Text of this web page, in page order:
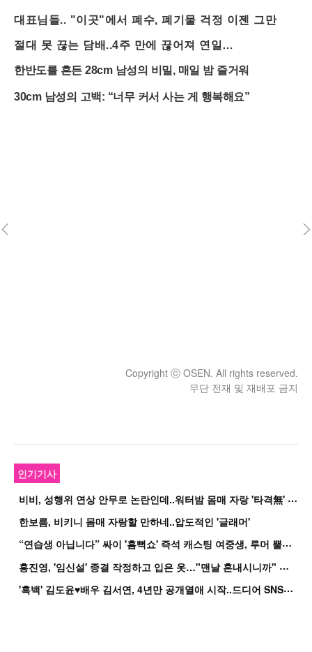
Copyright ⓒ OSEN. All rights reserved.
무단 전재 및 재배포 금지
인기기사
비
비, 성행위 연상 안무로 논란인데..워터밤 몸매 자랑 '타격無' 근황
한보름, 비키니 몸매 자랑할 만하네..압도적인 '글래머'
“
연습생 아닙니다” 싸이 '흠뻑쇼' 즉석 캐스팅 여중생, 루머 뿔났다[Oh!쎈 이...
홍
진영, '임신설' 종결 작정하고 입은 옷…"맨날 혼내시니까" 억울
'
흑백' 김도윤♥배우 김서연, 4년만 공개열애 시작..드디어 SNS에 노출 [핫피...